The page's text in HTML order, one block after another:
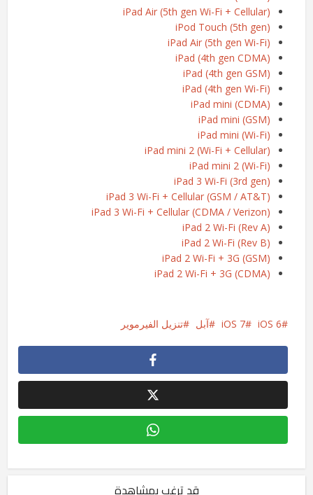
iPad Air (5th gen Wi-Fi + Cellular)
iPod Touch (5th gen)
iPad Air (5th gen Wi-Fi)
iPad (4th gen CDMA)
iPad (4th gen GSM)
iPad (4th gen Wi-Fi)
iPad mini (CDMA)
iPad mini (GSM)
iPad mini (Wi-Fi)
iPad mini 2 (Wi-Fi + Cellular)
iPad mini 2 (Wi-Fi)
iPad 3 Wi-Fi (3rd gen)
iPad 3 Wi-Fi + Cellular (GSM / AT&T)
iPad 3 Wi-Fi + Cellular (CDMA / Verizon)
iPad 2 Wi-Fi (Rev A)
iPad 2 Wi-Fi (Rev B)
iPad 2 Wi-Fi + 3G (GSM)
iPad 2 Wi-Fi + 3G (CDMA)
iOS 6
iOS 7 آبل تنزيل الفيرموير
قد ترغب بمشاهدة